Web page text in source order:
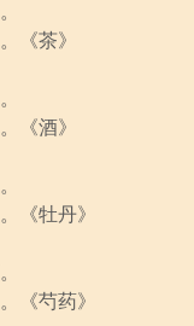
《茶》
《酒》
《牡丹》
《芍药》